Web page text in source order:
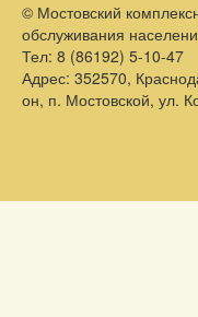
© Мостовский
обслуживания
Тел: 8 (86192) 5-10-47
Адрес: 352570,
он, п. Мостовской, ул.